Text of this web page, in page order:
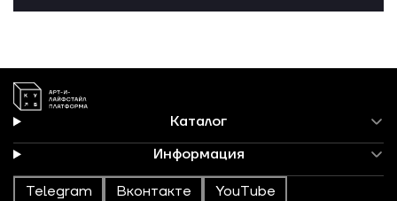
Каталог
Информация
Telegram Вконтакте YouTube